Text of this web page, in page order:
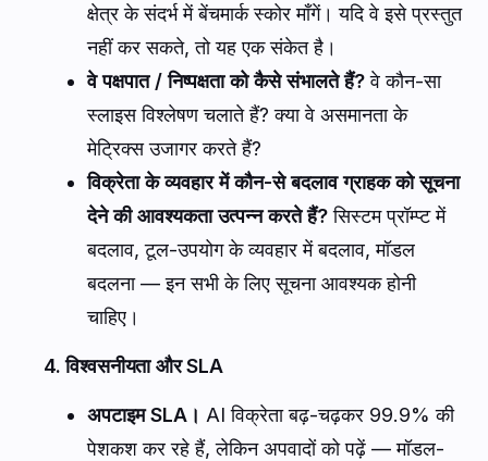
क्षेत्र के संदर्भ में बेंचमार्क स्कोर माँगें। यदि वे इसे प्रस्तुत
नहीं कर सकते, तो यह एक संकेत है।
वे पक्षपात / निष्पक्षता को कैसे संभालते हैं?वे कौन-सा
स्लाइस विश्लेषण चलाते हैं? क्या वे असमानता के
मेट्रिक्स उजागर करते हैं?
विक्रेता के व्यवहार में कौन-से बदलाव ग्राहक को सूचना
देने की आवश्यकता उत्पन्न करते हैं?सिस्टम प्रॉम्प्ट में
बदलाव, टूल-उपयोग के व्यवहार में बदलाव, मॉडल
बदलना — इन सभी के लिए सूचना आवश्यक होनी
चाहिए।
4. विश्वसनीयता और SLA
अपटाइम SLA। AI विक्रेता बढ़-चढ़कर 99.9% की
पेशकश कर रहे हैं, लेकिन अपवादों को पढ़ें — मॉडल-